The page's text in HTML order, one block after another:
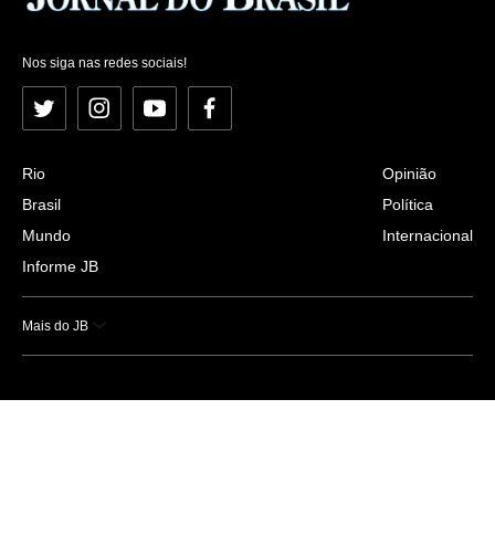
Nos siga nas redes sociais!
Twitter InstagramYouTubeFacebook
Rio
Brasil
Mundo
Informe JB
Opinião
Política
Internacional
Mais do JB
Esportes